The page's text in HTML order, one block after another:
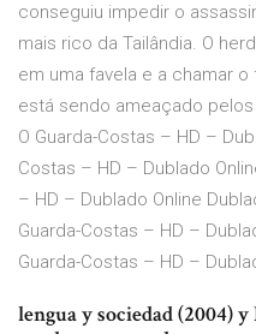
conseguiu impedir o
mais rico da Tailândia. O
em uma favela e a chamar
está sendo ameaçado
O Guarda-Costas – HD –
Costas – HD – Dublado
– HD – Dublado Online
Guarda-Costas – HD –
Guarda-Costas – HD –
lengua y sociedad (2004)